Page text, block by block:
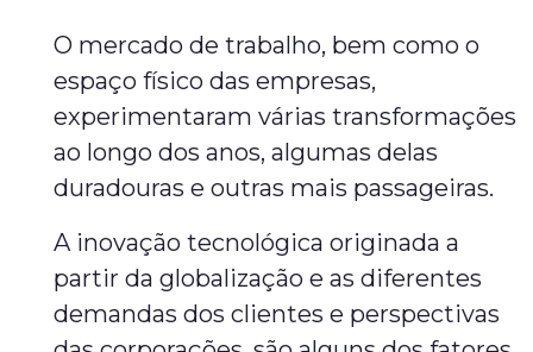
O mercado de trabalho, bem como o
espaço físico das empresas,
experimentaram várias transformações
ao longo dos anos, algumas delas
duradouras e outras mais passageiras.
A inovação tecnológica originada a
partir da globalização e as diferentes
demandas dos clientes e perspectivas